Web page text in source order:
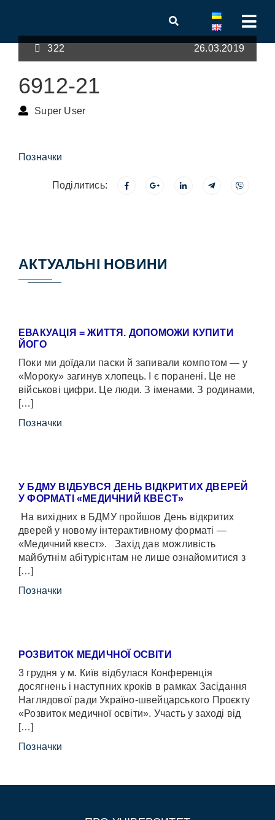
322 26.03.2019
6912-21
Super User
Позначки
Поділитись:
АКТУАЛЬНІ НОВИНИ
ЕВАКУАЦІЯ = ЖИТТЯ. ДОПОМОЖИ КУПИТИ
ЙОГО
Поки ми доїдали паски й запивали компотом — у
«Мороку» загинув хлопець. І є поранені. Це не
військові цифри. Це люди. З іменами. З родинами,
[…]
Позначки
У БДМУ ВІДБУВСЯ ДЕНЬ ВІДКРИТИХ ДВЕРЕЙ
У ФОРМАТІ «МЕДИЧНИЙ КВЕСТ»
На вихідних в БДМУ пройшов День відкритих
дверей у новому інтерактивному форматі —
«Медичний квест». Захід дав можливість
майбутнім абітурієнтам не лише ознайомитися з
[…]
Позначки
РОЗВИТОК МЕДИЧНОЇ ОСВІТИ
3 грудня у м. Київ відбулася Конференція
досягнень і наступних кроків в рамках Засідання
Наглядової ради Україно-швейцарського Проєкту
«Розвиток медичної освіти». Участь у заході від
[…]
Позначки